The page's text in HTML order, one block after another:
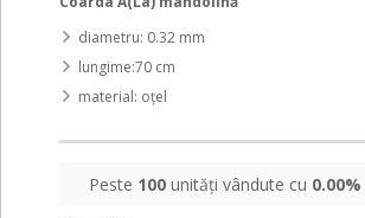
diametru: 0.32 mm
lungime:70 cm
material: oțel
Peste 100 unități vândute cu 0.00%